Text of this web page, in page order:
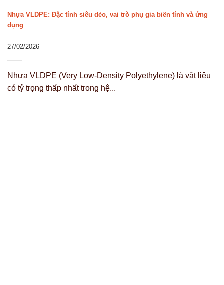
Nhựa VLDPE: Đặc tính siêu dẻo, vai trò phụ gia biến tính và ứng
dụng
27/02/2026
Nhựa VLDPE (Very Low-Density Polyethylene) là vật liệu
có tỷ trọng thấp nhất trong hệ...